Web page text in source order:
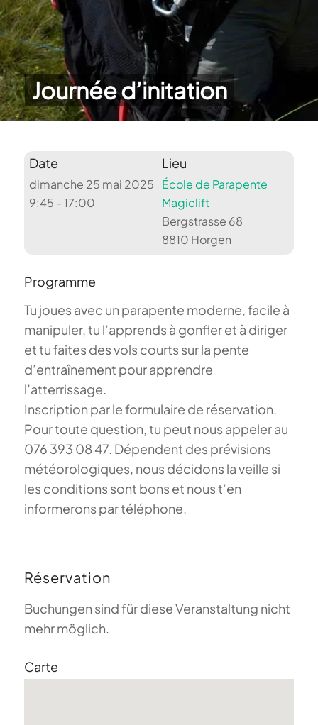
Journée d’initation
Date
dimanche 25 mai 2025
9:45 - 17:00
Lieu
École de Parapente
Magiclift
Bergstrasse 68
8810 Horgen
Programme
Tu joues avec un parapente moderne, facile à
manipuler, tu l’apprends à gonfler et à diriger
et tu faites des vols courts sur la pente
d’entraînement pour apprendre
l’atterrissage.
Inscription par le formulaire de réservation.
Pour toute question, tu peut nous appeler au
076 393 08 47. Dépendent des prévisions
météorologiques, nous décidons la veille si
les conditions sont bons et nous t’en
informerons par téléphone.
Réservation
Buchungen sind für diese Veranstaltung nicht
mehr möglich.
Carte